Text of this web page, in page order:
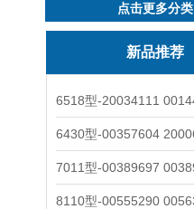
点击更多分类
新品推荐